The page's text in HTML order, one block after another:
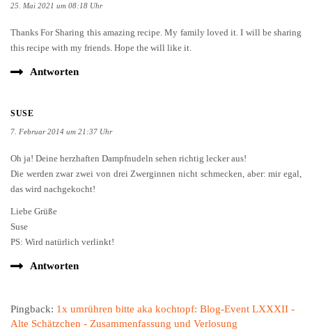
25. Mai 2021 um 08:18 Uhr
Thanks For Sharing this amazing recipe. My family loved it. I will be sharing
this recipe with my friends. Hope the will like it.
Antworten
SUSE
7. Februar 2014 um 21:37 Uhr
Oh ja! Deine herzhaften Dampfnudeln sehen richtig lecker aus!
Die werden zwar zwei von drei Zwerginnen nicht schmecken, aber: mir egal,
das wird nachgekocht!
Liebe Grüße
Suse
PS: Wird natürlich verlinkt!
Antworten
Pingback: 1x umrühren bitte aka kochtopf: Blog-Event LXXXII -
Alte Schätzchen - Zusammenfassung und Verlosung